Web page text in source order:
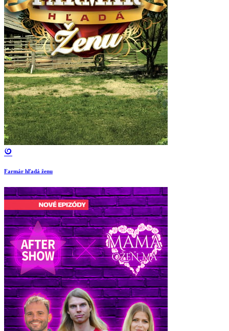
Farmár hľadá ženu